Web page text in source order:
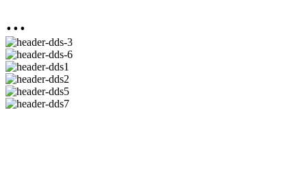
...